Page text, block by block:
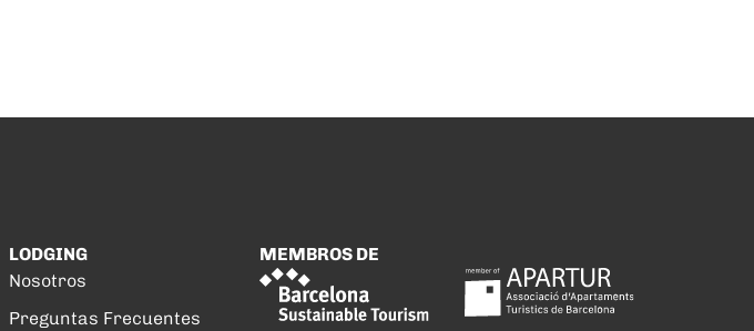
LODGING
Nosotros
Preguntas Frecuentes
MEMBROS DE